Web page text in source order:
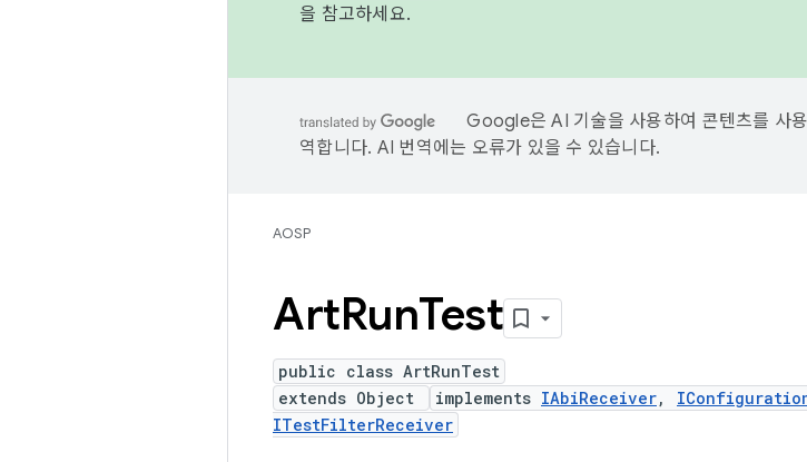
을 참고하세요.
Google은 AI 기술을 사용하여 콘텐츠를 사
역합니다. AI 번역에는 오류가 있을 수 있습니다.
AOSP
ArtRunTest
public class ArtRunTest
extends Object
implements IAbiReceiver,
ITestFilterReceiver